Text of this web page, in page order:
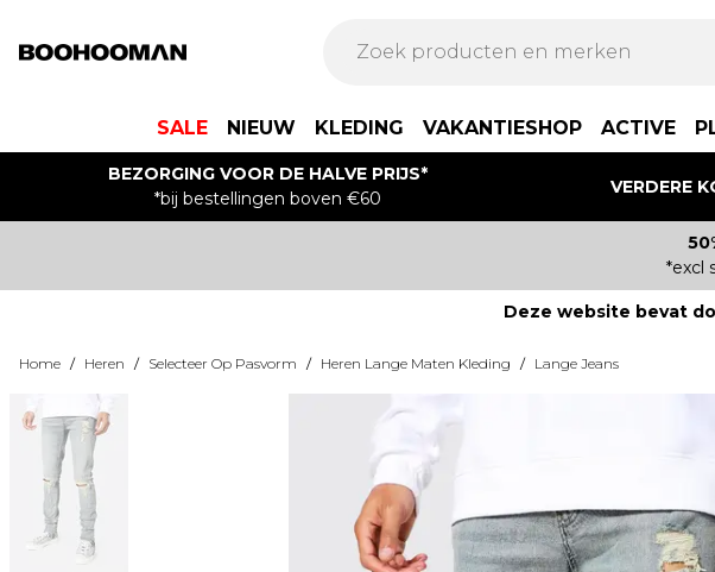
SALE NIEUW KLEDING VAKANTIESHOP ACTIVE
BEZORGING VOOR DE HALVE PRIJS*
*bij bestellingen boven €60
VERDERE
*excl
Deze website bevat
Home / Heren / Selecteer Op Pasvorm / Heren Lange Maten Kleding / Lange Jeans